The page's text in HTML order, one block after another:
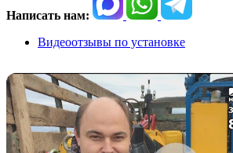
Написать нам:
Видеоотзывы по установке